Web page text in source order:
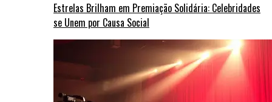
Estrelas Brilham em Premiação Solidária: Celebridades
se Unem por Causa Social